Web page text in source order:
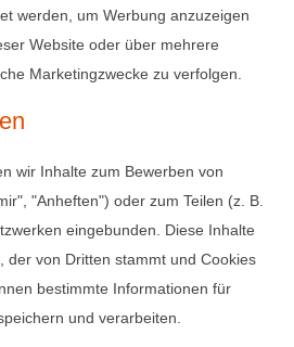
werden, um Werbung anzuzeigen
Website oder über mehrere
Marketingzwecke zu verfolgen.
wir Inhalte zum Bewerben von
"Anheften") oder zum Teilen (z. B.
eingebunden. Diese Inhalte
der von Dritten stammt und Cookies
bestimmte Informationen für
und verarbeiten.